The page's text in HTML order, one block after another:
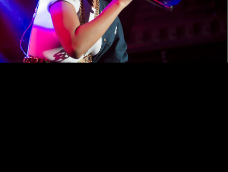
Pressefotos "Lift Me Up" (2022)